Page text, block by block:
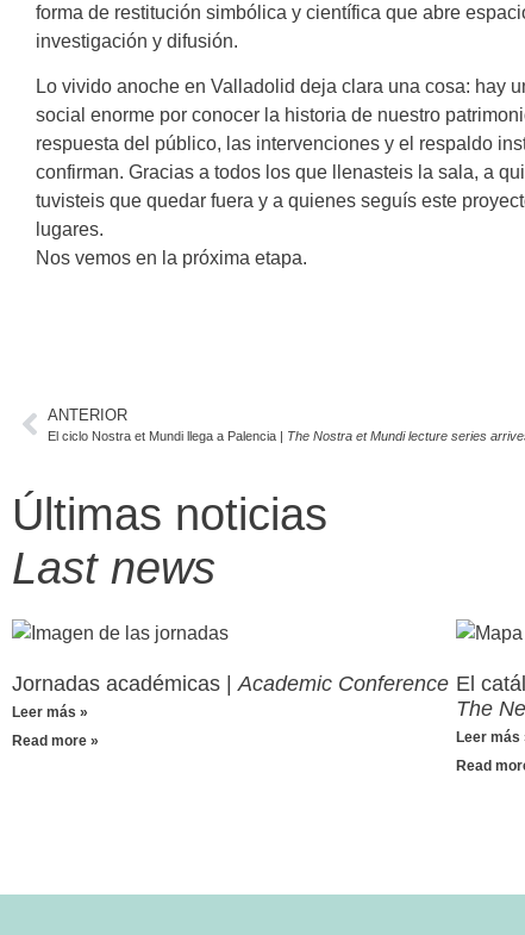
forma de restitución simbólica y científica que abre
investigación y difusión.
Lo vivido anoche en Valladolid deja clara una cosa: hay
social enorme por conocer la historia de nuestro
respuesta del público, las intervenciones y el respaldo
confirman. Gracias a todos los que llenasteis la sala, a
tuvisteis que quedar fuera y a quienes seguís este
lugares.
Nos vemos en la próxima etapa.
ANTERIOR
El ciclo Nostra et Mundi llega a Palencia | The Nostra et Mundi lecture series
Últimas noticias
Last news
Jornadas académicas | Academic Conference
Leer más »
Read more »
El
The
Leer más
Read